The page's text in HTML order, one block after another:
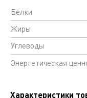
Белки
Жиры
Углеводы
Энергетическая
Характеристики